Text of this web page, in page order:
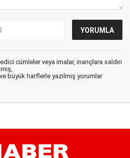
cümleler veya imalar, inançlara saldırı
büyük harflerle yazılmış yorumlar